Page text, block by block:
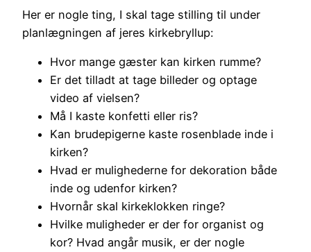
Her er nogle ting, I skal tage stilling til under
planlægningen af jeres kirkebryllup:
Hvor mange gæster kan kirken rumme?
Er det tilladt at tage billeder og optage
video af vielsen?
Må I kaste konfetti eller ris?
Kan brudepigerne kaste rosenblade inde i
kirken?
Hvad er mulighederne for dekoration både
inde og udenfor kirken?
Hvornår skal kirkeklokken ringe?
Hvilke muligheder er der for organist og
kor? Hvad angår musik, er der nogle